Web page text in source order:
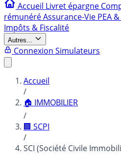
Accueil Livret épargne
rémunéréAssurance-Vie PEA
Impôts & Fiscalité
Autres...
Connexion Simulateurs
Accueil
/
🏠 IMMOBILIER
/
🏢 SCPI
/
SCI (Société Civile